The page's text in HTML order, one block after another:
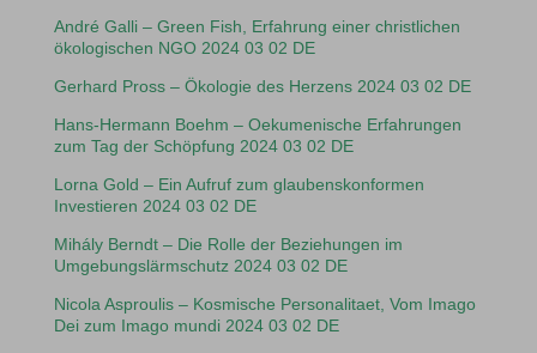
André Galli – Green Fish, Erfahrung einer christlichen
ökologischen NGO 2024 03 02 DE
Gerhard Pross – Ökologie des Herzens 2024 03 02 DE
Hans-Hermann Boehm – Oekumenische Erfahrungen
zum Tag der Schöpfung 2024 03 02 DE
Lorna Gold – Ein Aufruf zum glaubenskonformen
Investieren 2024 03 02 DE
Mihály Berndt – Die Rolle der Beziehungen im
Umgebungslärmschutz 2024 03 02 DE
Nicola Asproulis – Kosmische Personalitaet, Vom Imago
Dei zum Imago mundi 2024 03 02 DE